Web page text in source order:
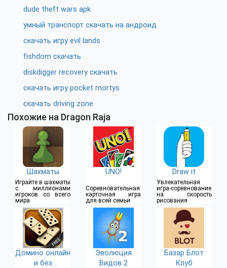
dude theft wars apk
умный транспорт скачать на андроид
скачать игру evil lands
fishdom скачать
diskdigger recovery скачать
скачать игру pocket mortys
скачать driving zone
Похожие на Dragon Raja
Шахматы
Играйте в шахматы
с миллионами
игроков со всего
мира
UNO!
Соревновательная
карточная игра
для всей семьи
Draw it
Увлекательная
игра-соревнование
на скорость
рисования
Домино онлайн
и без
Эволюция
Видов 2
Базар Блот
Клуб